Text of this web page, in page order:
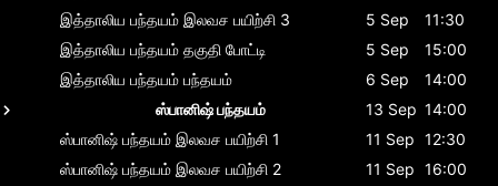
இத்தாலிய பந்தயம் இலவச பயிற்சி 3 5 Sep
11:30
இத்தாலிய பந்தயம் தகுதி போட்டி 5 Sep
15:00
இத்தாலிய பந்தயம் பந்தயம் 6 Sep
14:00
ஸ்பானிஷ் பந்தயம்
13 Sep 14:00
ஸ்பானிஷ் பந்தயம் இலவச பயிற்சி 1 11 Sep 12:30
ஸ்பானிஷ் பந்தயம் இலவச பயிற்சி 2 11 Sep 16:00